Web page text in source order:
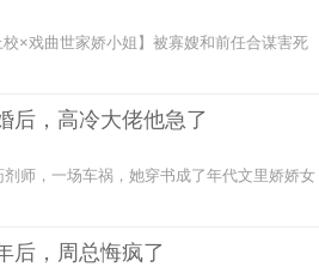
校×戏曲世家娇小姐】被寡嫂和前任合谋害死
后，高冷大佬他急了
剂师，一场车祸，她穿书成了年代文里娇娇女
后，周总悔疯了